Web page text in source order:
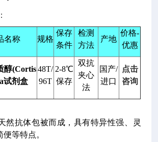
名称 规格
保存
条件
检测
方法
产地
价格-
优惠
醇(Cortis
试剂盒
48T/
96T
2-8℃
保存
双抗
夹心
法
国产/
进口
点击
咨询
然抗体包被而成，具有特异性强、灵
等特点。